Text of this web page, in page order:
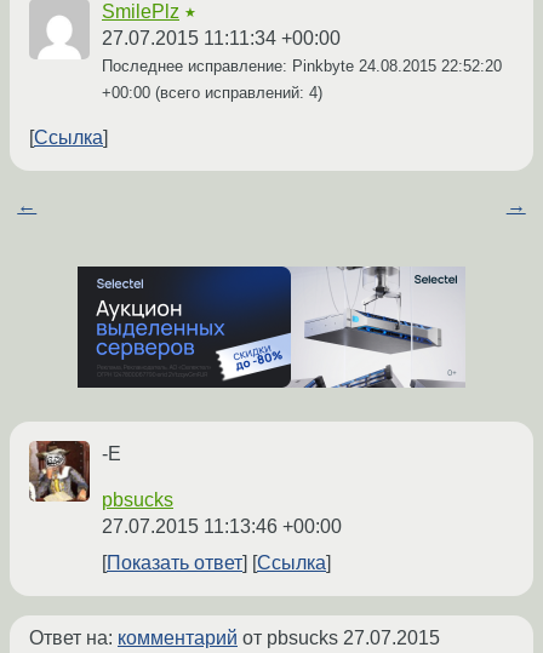
SmilePlz ★
27.07.2015 11:11:34 +00:00
Последнее исправление: Pinkbyte 24.08.2015 22:52:20
+00:00 (всего исправлений: 4)
Ссылка
← →
-E
pbsucks
27.07.2015 11:13:46 +00:00
Показать ответ
Ссылка
Ответ на: комментарий от pbsucks 27.07.2015